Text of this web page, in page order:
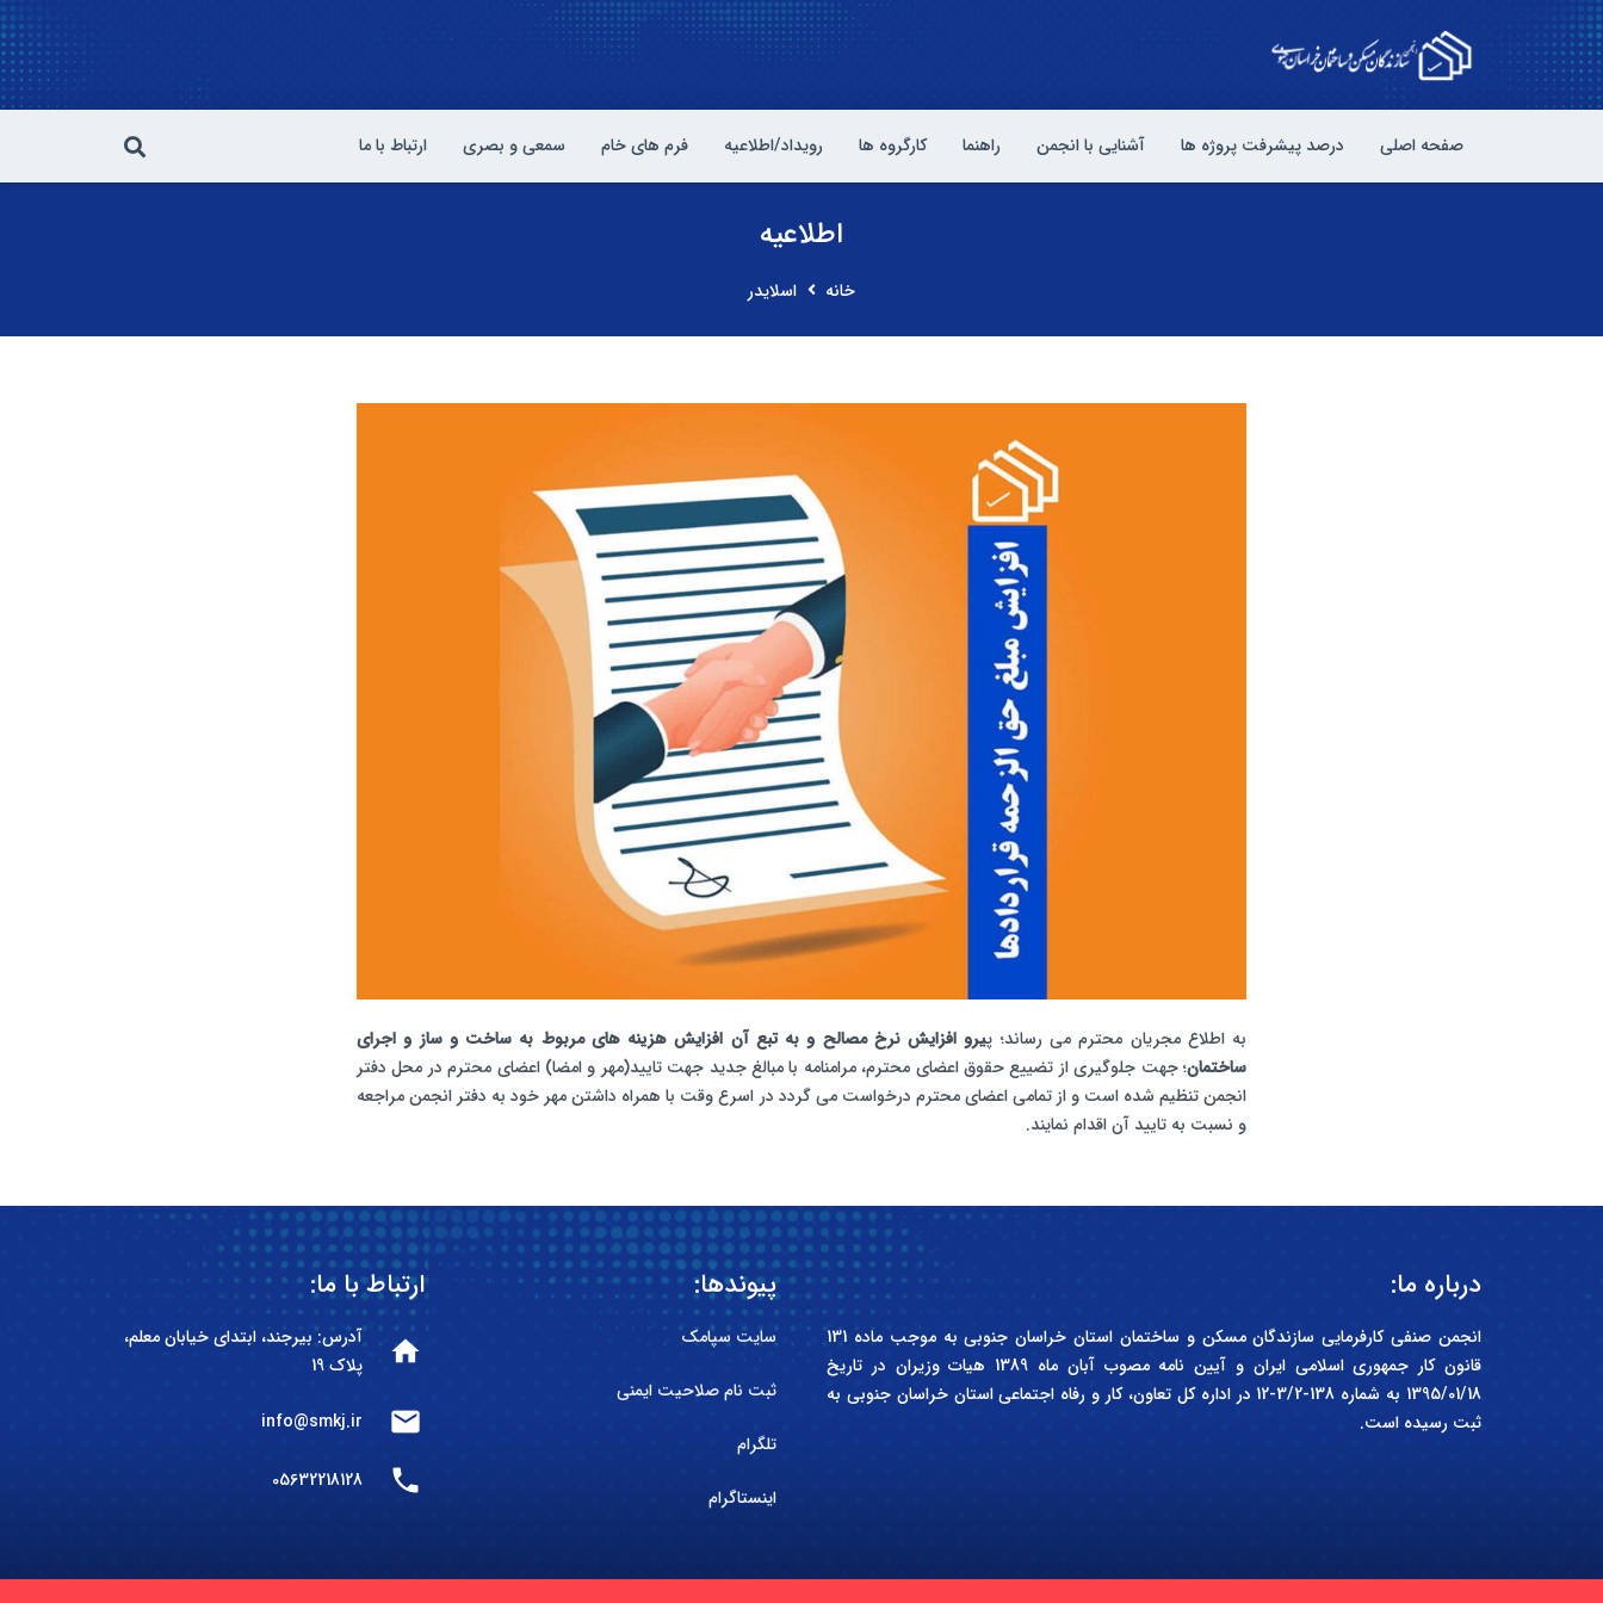
صفحه اصلی درصد پیشرفت پروژه ها آشنایی با انجمن راهنما کارگروه ها رویداد/اطلاعیه فرم های خام سمعی و بصری ارتباط با ما
اطلاعیه
خانه اسلایدر
به اطلاع مجریان محترم می رساند؛ پیرو افزایش نرخ مصالح و به تبع آن افزایش هزینه های مربوط به ساخت و ساز و اجرای
ساختمان؛ جهت جلوگیری از تضییع حقوق اعضای محترم،مرامنامه با مبالغ جدید جهت تایید(مهر و امضا) اعضای محترم در محل دفتر
انجمن تنظیم شده است و از تمامی اعضای محترم درخواست می گردد در اسرع وقت با همراه داشتن مهر خود به دفتر انجمن مراجعه
و نسبت به تایید آن اقدام نمایند.
درباره ما:
انجمن صنفی کارفرمایی سازندگان مسکن و ساختمان استان خراسان جنوبی به موجب ماده 131
قانون کار جمهوری اسلامی ایران و آیین نامه مصوب آبان ماه 1389 هیات وزیران در تاریخ
1395/01/18 به شماره 138-3/2-12 در اداره کل تعاون، کار و رفاه اجتماعی استان خراسان جنوبی به
ثبت رسیده است.
پیوندها:
سایت سپامک
ثبت نام صلاحیت ایمنی
تلگرام
اینستاگرام
ارتباط با ما:
home
آدرس: بیرجند، ابتدای خیابان معلم،
پلاک 19
mail
info@smkj.ir
phone
05632218128